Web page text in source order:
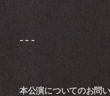
- - -